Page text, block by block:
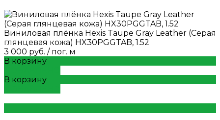
Виниловая плёнка Hexis Taupe Gray Leather (Серая
глянцевая кожа) HX30PGGTAB, 1.52
3 000 руб. / пог. м
В корзину
В корзину